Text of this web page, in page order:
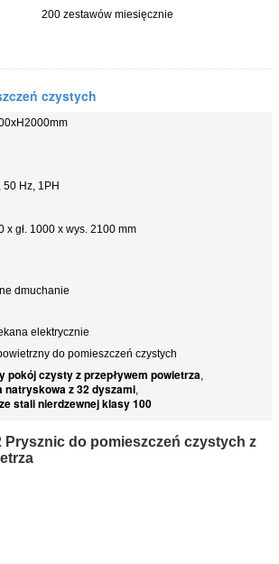
200 zestawów miesięcznie
czystych
50 Hz, 1PH
x gł. 1000 x wys. 2100 mm
dmuchanie
elektrycznie
do pomieszczeń czystych
pokój czysty z przepływem powietrza,
natryskowa z 32 dyszami,
stali nierdzewnej klasy 100
Prysznic do pomieszczeń czystych z